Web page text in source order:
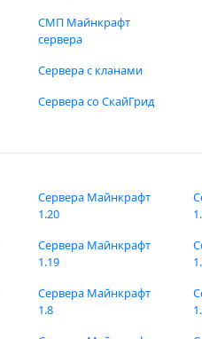
СМП Майнкрафт
сервера
Сервера с кланами
Сервера со СкайГрид
Сервера Майнкрафт
1.20
Сервера Майнкрафт
1.19
Сервера Майнкрафт
1.8